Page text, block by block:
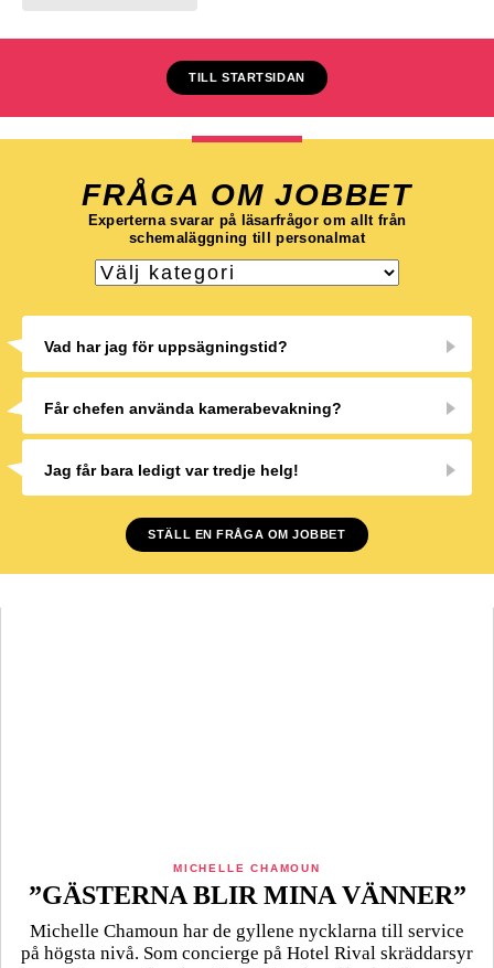
TILL STARTSIDAN
FRÅGA OM JOBBET
Experterna svarar på läsarfrågor om allt från
schemaläggning till personalmat
Vad har jag för uppsägningstid?
Får chefen använda kamerabevakning?
Jag får bara ledigt var tredje helg!
STÄLL EN FRÅGA OM JOBBET
MICHELLE CHAMOUN
”GÄSTERNA BLIR MINA VÄNNER”
Michelle Chamoun har de gyllene nycklarna till service
på högsta nivå. Som concierge på Hotel Rival skräddarsyr